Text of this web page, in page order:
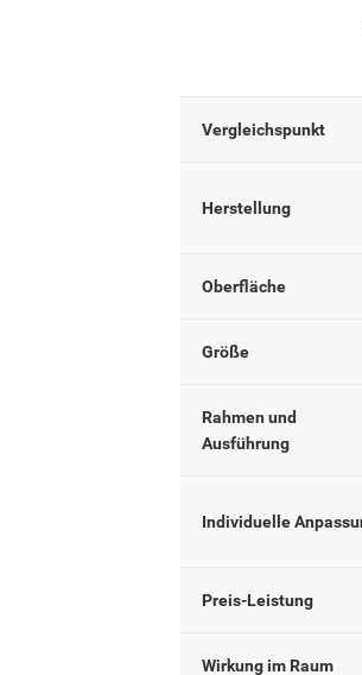
Vergleichspunkt
Herstellung
Oberfläche
Größe
Rahmen und
Ausführung
Individuelle
Preis-Leistung
Wirkung im Raum